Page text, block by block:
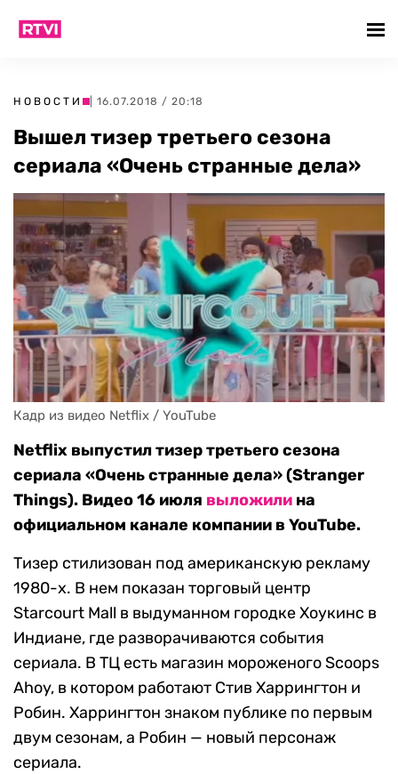
НОВОСТИ | 16.07.2018 / 20:18
Вышел тизер третьего сезона
сериала «Очень странные дела»
Кадр из видео Netflix / YouTube
Netflix выпустил тизер третьего сезона
сериала «Очень странные дела» (Stranger
Things). Видео 16 июля выложили на
официальном канале компании в YouTube.
Тизер стилизован под американскую рекламу
1980-х. В нем показан торговый центр
Starcourt Mall в выдуманном городке Хоукинс в
Индиане, где разворачиваются события
сериала. В ТЦ есть магазин мороженого Scoops
Ahoy, в котором работают Стив Харрингтон и
Робин. Харрингтон знаком публике по первым
двум сезонам, а Робин — новый персонаж
сериала.